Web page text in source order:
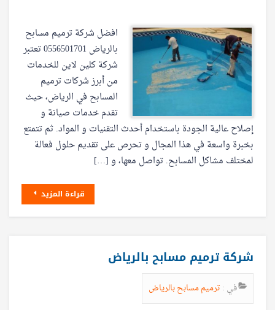
افضل شركة ترميم مسابح
بالرياض 0556501701 تعتبر
شركة كلين لاين للخدمات
من أبرز شركات ترميم
المسابح في الرياض، حيث
تقدم خدمات صيانة و
إصلاح عالية الجودة باستخدام أحدث التقنيات و المواد. ثم تتمتع
بخبرة واسعة في هذا المجال و تحرص على تقديم حلول فعالة
لمختلف مشاكل المسابح. تواصل معها، و […]
قراءة المزيد
شركة ترميم مسابح بالرياض
في : ترميم مسابح بالرياض